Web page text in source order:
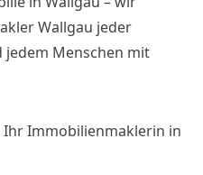
Wallgau jeder
jedem Menschen mit
Ihr Immobilienmaklerin in